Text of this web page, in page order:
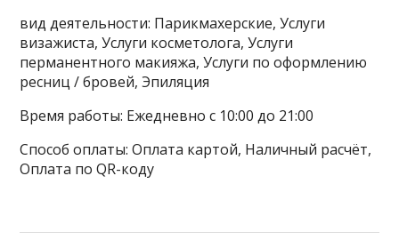
вид деятельности: Парикмахерские, Услуги
визажиста, Услуги косметолога, Услуги
перманентного макияжа, Услуги по оформлению
ресниц / бровей, Эпиляция
Время работы: Ежедневно с 10:00 до 21:00
Способ оплаты: Оплата картой, Наличный расчёт,
Оплата по QR-коду